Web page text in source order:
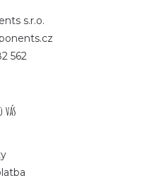
s.r.o.
562
vás